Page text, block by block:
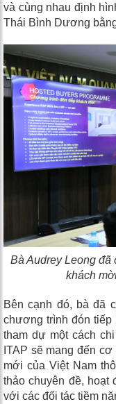
và cùng nhau định
Thái Bình Dương
Bà Audrey Leong đã
khách
Bên cạnh đó, bà đã
chương trình đón
tham dự một cách
ITAP sẽ mang đến
mới của Việt Nam
thảo chuyên đề, hoạt
với các đối tác tiềm